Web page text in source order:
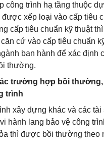
công trình hạ tầng thuộc
xếp loại vào cấp tiêu
cấp tiêu chuẩn kỹ thuật
cứ vào cấp tiêu chuẩn
ban hành để xác định
thường.
trường hợp bồi
trình
xây dựng khác và các tài
hành lang bảo vệ công
thì được bồi thường theo